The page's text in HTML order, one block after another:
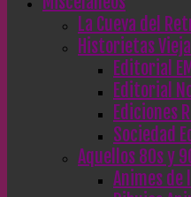
La Cueva del
Historietas
Editorial
Editorial
Ediciones
Sociedad
Aquellos 80s y
Animes de